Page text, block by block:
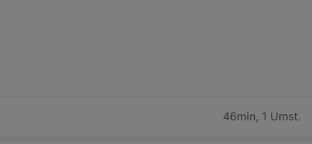
46min, 1 Umst.